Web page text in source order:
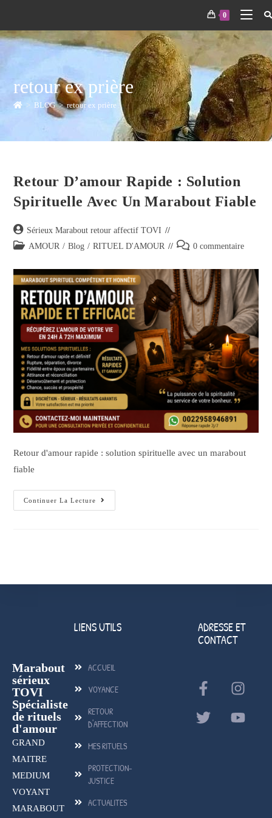
0
retour ex prière
> BLOG > retour ex prière
Retour D’amour Rapide : Solution
Spirituelle Avec Un Marabout Fiable
Sérieux Marabout retour affectif TOVI
AMOUR / Blog / RITUEL D'AMOUR 0 commentaire
Retour d'amour rapide : solution spirituelle avec un marabout
fiable
Continuer La Lecture
Marabout
sérieux
TOVI
Spécialiste
de rituels
d'amour
GRAND
MAITRE
MEDIUM
VOYANT
MARABOUT
LIENS UTILS
ACCUEIL
VOYANCE
RETOUR
D'AFFECTION
MES RITUELS
PROTECTION-
JUSTICE
ACTUALITES
ADRESSE ET
CONTACT